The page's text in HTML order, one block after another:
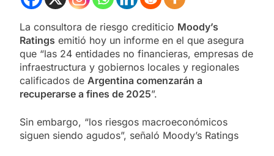
La consultora de riesgo crediticio Moody’s
Ratings emitió hoy un informe en el que asegura
que “las 24 entidades no financieras, empresas de
infraestructura y gobiernos locales y regionales
calificados de Argentina comenzarán a
recuperarse a fines de 2025”.
Sin embargo, “los riesgos macroeconómicos
siguen siendo agudos”, señaló Moody’s Ratings